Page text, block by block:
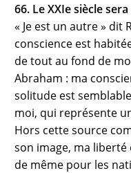
66. Le XXIe siècle
« Je est un autre » dit
conscience est
de tout au fond de
Abraham : ma
solitude est
moi, qui représente
Hors cette source
son image, ma
de même pour les